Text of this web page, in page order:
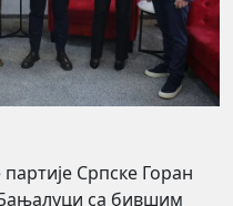
Српске Горан
Бањалуци са бившим